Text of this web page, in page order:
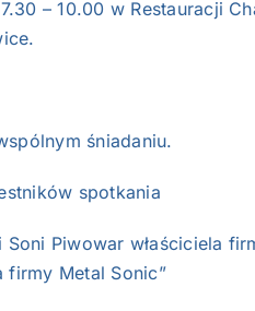
– 10.00 w Restauracji
śniadaniu.
spotkania
Piwowar właściciela
firmy Metal Sonic”